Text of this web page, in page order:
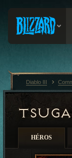
HÉROS
Diablo III